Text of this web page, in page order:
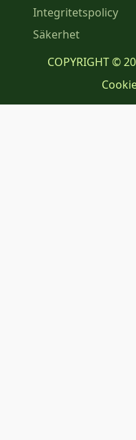
Integritetspolicy
Säkerhet
COPYRIGHT ©